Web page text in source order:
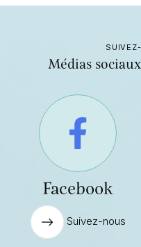
Médias
Facebook
Suivez-nous